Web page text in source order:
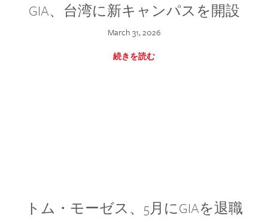
GIA、台湾に新キャンパスを開設
March 31, 2026
続きを読む
トム・モーゼス、5月にGIAを退職